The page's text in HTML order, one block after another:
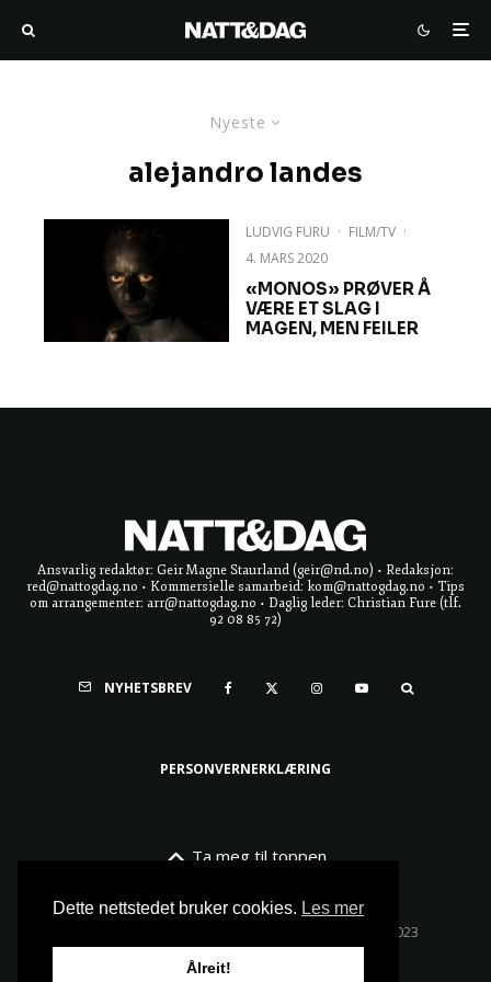
Nyeste
alejandro landes
LUDVIG FURU · FILM/TV ·
4. MARS 2020
«MONOS» PRØVER Å
VÆRE ET SLAG I
MAGEN, MEN FEILER
Ansvarlig redaktør: Geir Magne Staurland (geir@nd.no) • Redaksjon:
red@nattogdag.no • Kommersielle samarbeid: kom@nattogdag.no • Tips
om arrangementer: arr@nattogdag.no • Daglig leder: Christian Fure (tlf.
92 08 85 72)
NYHETSBREV
PERSONVERNERKLÆRING
Ta meg til toppen
Alle rettigheter reservert • Copyright © Natt & Dag 2023
Dette nettstedet bruker cookies. Les mer
Ålreit!